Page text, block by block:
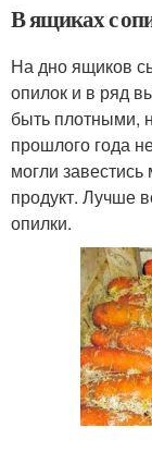
В ящиках с
На дно ящиков
опилок и в ряд
быть плотными,
прошлого года
могли
продукт. Лучше
опилки.